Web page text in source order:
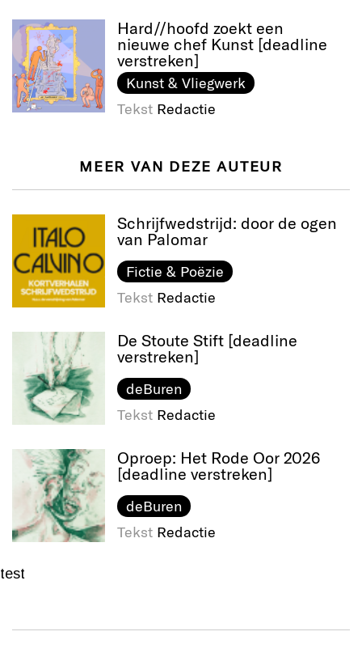
Hard//hoofd zoekt een
nieuwe chef Kunst [deadline
verstreken]
Kunst & Vliegwerk
Tekst Redactie
MEER VAN DEZE AUTEUR
Schrijfwedstrijd: door de ogen
van Palomar
Fictie & Poëzie
Tekst Redactie
De Stoute Stift [deadline
verstreken]
deBuren
Tekst Redactie
Oproep: Het Rode Oor 2026
[deadline verstreken]
deBuren
Tekst Redactie
test